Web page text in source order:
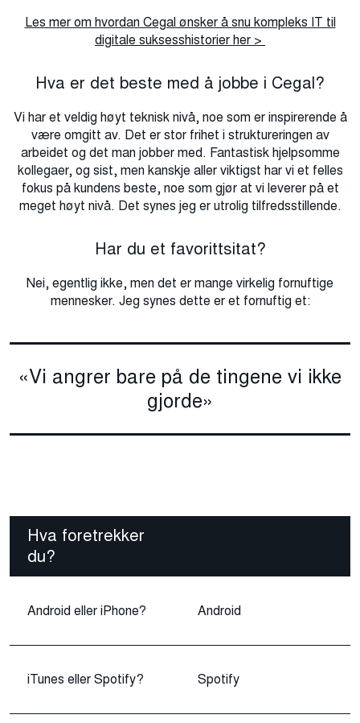
Les mer om hvordan Cegal ønsker å snu kompleks IT til
digitale suksesshistorier her >
Hva er det beste med å jobbe i Cegal?
Vi har et veldig høyt teknisk nivå, noe som er inspirerende å
være omgitt av. Det er stor frihet i struktureringen av
arbeidet og det man jobber med. Fantastisk hjelpsomme
kollegaer, og sist, men kanskje aller viktigst har vi et felles
fokus på kundens beste, noe som gjør at vi leverer på et
meget høyt nivå. Det synes jeg er utrolig tilfredsstillende.
Har du et favorittsitat?
Nei, egentlig ikke, men det er mange virkelig fornuftige
mennesker. Jeg synes dette er et fornuftig et:
«Vi angrer bare på de tingene vi ikke
gjorde»
Hva foretrekker
du?
Android eller iPhone?
iTunes eller Spotify?
Android
Spotify